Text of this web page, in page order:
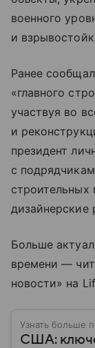
военного
и
Ранее
«главного
участвуя во
и
президент
с
строительных
дизайнерские
Больше
времени —
новости» на
Узнать больше
США: